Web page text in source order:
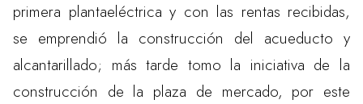
primera plantaeléctrica y con las rentas recibidas,
se emprendió la construcción del acueducto y
alcantarillado; más tarde tomo la iniciativa de la
construcción de la plaza de mercado, por este